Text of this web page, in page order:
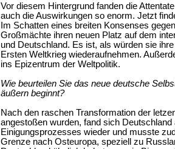
Vor diesem Hintergrund fanden die
auch die Auswirkungen so enorm. Jetzt
Im Schatten eines breiten Konsenses
Großmächte ihren neuen Platz auf dem
und Deutschland. Es ist, als würden sie
Ersten Weltkrieg wiederaufnehmen.
ins Epizentrum der Weltpolitik.
Wie beurteilen Sie das neue deutsche
äußern beginnt?
Nach den raschen Transformation der
angestoßen wurden, fand sich
Einigungsprozesses wieder und musste
Grenze nach Osteuropa, speziell zu